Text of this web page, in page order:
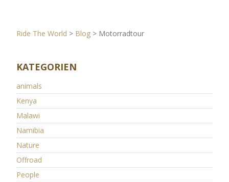
Ride The World > Blog> Motorradtour
KATEGORIEN
animals
Kenya
Malawi
Namibia
Nature
Offroad
People